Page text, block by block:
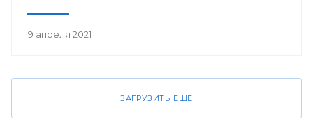
9 апреля 2021
ЗАГРУЗИТЬ ЕЩЕ